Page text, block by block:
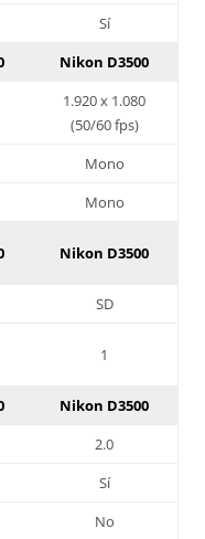
Sí
Nikon D3500
1.920 x 1.080
(50/60 fps)
Mono
Mono
Nikon D3500
SD
1
Nikon D3500
2.0
Sí
No